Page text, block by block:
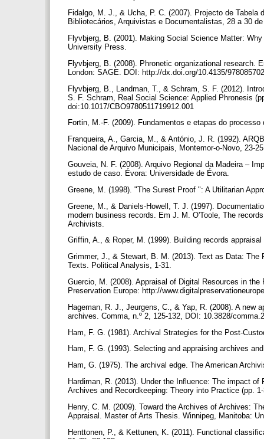
Fidalgo, M. J., & Ucha, P. C. (2007). Projecto de
Bibliotecários, Arquivistas e Documentalistas, 28 a 30
Flyvbjerg, B. (2001). Making Social Science Matter:
University Press.
Flyvbjerg, B. (2008). Phronetic organizational research.
London: SAGE. DOI: http://dx.doi.org/10.4135/
Flyvbjerg, B., Landman, T., & Schram, S. F. (2012).
S. F. Schram, Real Social Science: Applied Phronesis
doi:10.1017/CBO9780511719912.001
Fortin, M.-F. (2009). Fundamentos e etapas do
Franqueira, A., Garcia, M., & António, J. R. (1992).
Nacional de Arquivo Municipais, Montemor-o-Novo, 23-
Gouveia, N. F. (2008). Arquivo Regional da Madeira –
estudo de caso. Évora: Universidade de Évora.
Greene, M. (1998). "The Surest Proof ": A Utilitarian
Greene, M., & Daniels-Howell, T. J. (1997).
modern business records. Em J. M. O'Toole, The
Archivists.
Griffin, A., & Roper, M. (1999). Building records
Grimmer, J., & Stewart, B. M. (2013). Text as Data:
Texts. Political Analysis, 1-31.
Guercio, M. (2008). Appraisal of Digital Resources in
Preservation Europe: http://
Hageman, R. J., Jeurgens, C., & Yap, R. (2008). A new
archives. Comma, n.º 2, 125-132, DOI: 10.3828/
Ham, F. G. (1981). Archival Strategies for the Post-
Ham, F. G. (1993). Selecting and appraising archives
Ham, G. (1975). The archival edge. The American
Hardiman, R. (2013). Under the Influence: The impact
Archives and Recordkeeping: Theory into Practice (pp.
Henry, C. M. (2009). Toward the Archives of Archives:
Appraisal. Master of Arts Thesis. Winnipeg, Manitoba:
Henttonen, P., & Kettunen, K. (2011). Functional